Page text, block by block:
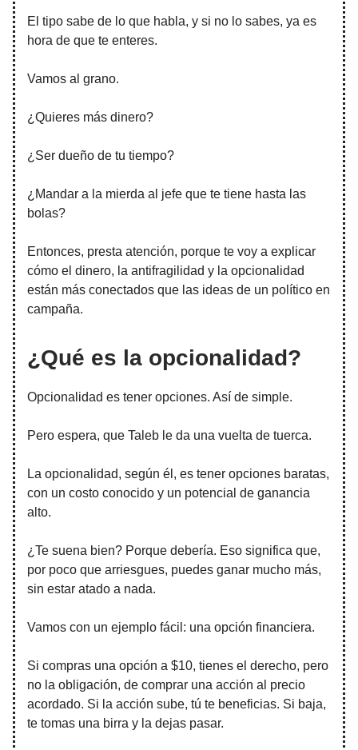
El tipo sabe de lo que habla, y si no lo sabes, ya es
hora de que te enteres.
Vamos al grano.
¿Quieres más dinero?
¿Ser dueño de tu tiempo?
¿Mandar a la mierda al jefe que te tiene hasta las
bolas?
Entonces, presta atención, porque te voy a explicar
cómo el dinero, la antifragilidad y la opcionalidad
están más conectados que las ideas de un político en
campaña.
¿Qué es la opcionalidad?
Opcionalidad es tener opciones. Así de simple.
Pero espera, que Taleb le da una vuelta de tuerca.
La opcionalidad, según él, es tener opciones baratas,
con un costo conocido y un potencial de ganancia
alto.
¿Te suena bien? Porque debería. Eso significa que,
por poco que arriesgues, puedes ganar mucho más,
sin estar atado a nada.
Vamos con un ejemplo fácil: una opción financiera.
Si compras una opción a $10, tienes el derecho, pero
no la obligación, de comprar una acción al precio
acordado. Si la acción sube, tú te beneficias. Si baja,
te tomas una birra y la dejas pasar.